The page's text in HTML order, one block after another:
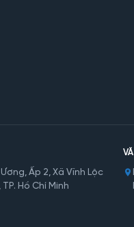
Ấp 2, Xã Vĩnh Lộc
Hồ Chí Minh